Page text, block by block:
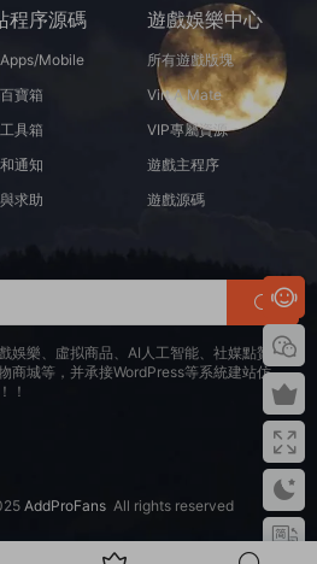
程序源碼
Mobile
寶箱
具箱
通知
求助
遊戲娛樂中心
所有遊戲版塊
Virt A Mate
VIP專屬資源
遊戲主程序
遊戲源碼
娛樂、虛拟商品、AI人工智能、社媒點贊、
商城等，并承接WordPress等系統建站仿
！
AddProFans All rights reserved